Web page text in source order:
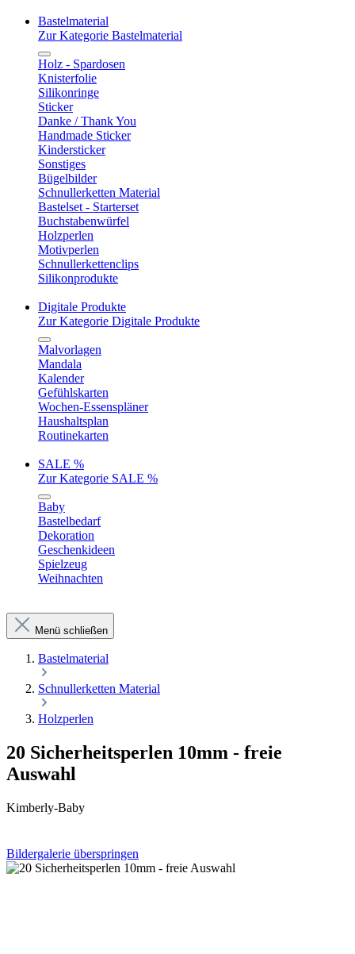
Bastelmaterial
Zur Kategorie Bastelmaterial
Holz - Spardosen
Knisterfolie
Silikonringe
Sticker
Danke / Thank You
Handmade Sticker
Kindersticker
Sonstiges
Bügelbilder
Schnullerketten Material
Bastelset - Starterset
Buchstabenwürfel
Holzperlen
Motivperlen
Schnullerkettenclips
Silikonprodukte
Digitale Produkte
Zur Kategorie Digitale Produkte
Malvorlagen
Mandala
Kalender
Gefühlskarten
Wochen-Essenspläner
Haushaltsplan
Routinekarten
SALE %
Zur Kategorie SALE %
Baby
Bastelbedarf
Dekoration
Geschenkideen
Spielzeug
Weihnachten
Menü schließen
Bastelmaterial
Schnullerketten Material
Holzperlen
20 Sicherheitsperlen 10mm - freie
Auswahl
Kimberly-Baby
Bildergalerie überspringen